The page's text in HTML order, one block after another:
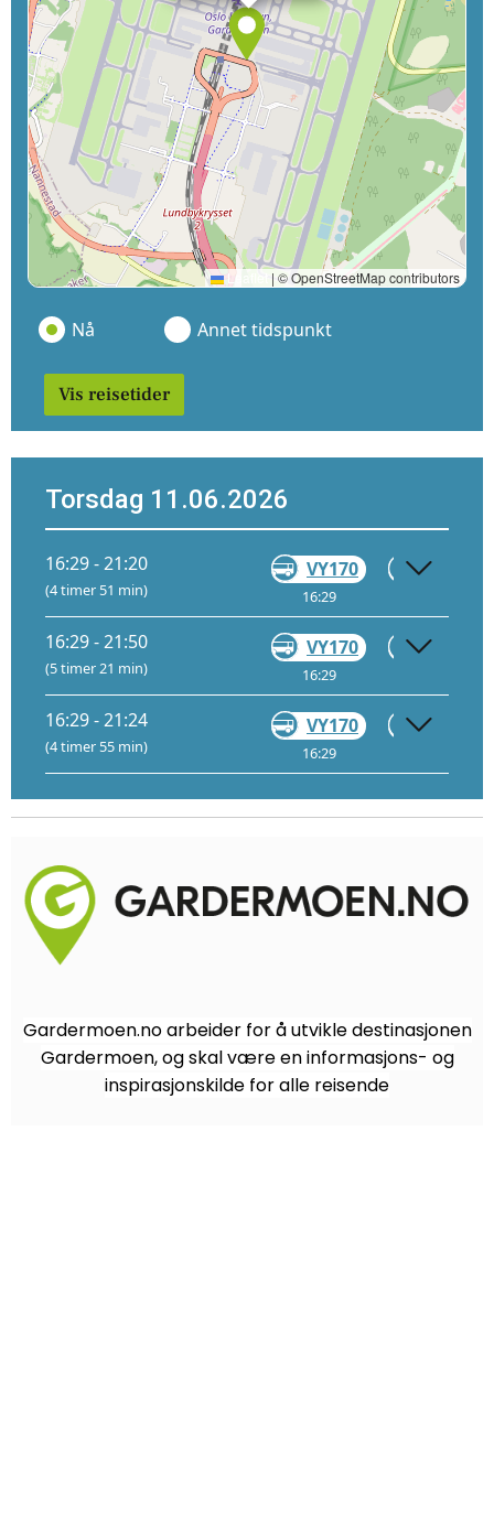
Leaflet | © OpenStreetMap contributors
Nå Annet tidspunkt
Vis reisetider
Torsdag 11.06.2026
16:29 - 21:20
(4 timer 51 min)
VY170
16:29
Gå
16:29 - 21:50
(5 timer 21 min)
VY170
16:29
Gå
16:29 - 21:24
(4 timer 55 min)
VY170
16:29
Gå
Gardermoen.no arbeider for å utvikle destinasjonen
Gardermoen, og skal være en informasjons- og
inspirasjonskilde for alle reisende